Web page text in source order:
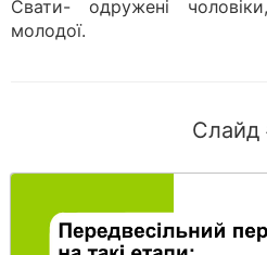
Свати- одружені
молодої.
Слайд